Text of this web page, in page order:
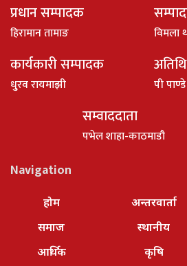
प्रधान सम्पादक
हिरामान तामाङ विमला
कार्यकारी सम्पादक
धु्रव रायमाझी पी पाण्डे
सम्वाददाता
पभेल शाहा-काठमाडौ
Navigation
होम
समाज
आर्थिक
अन्तरवार्ता
स्थानीय
कृषि